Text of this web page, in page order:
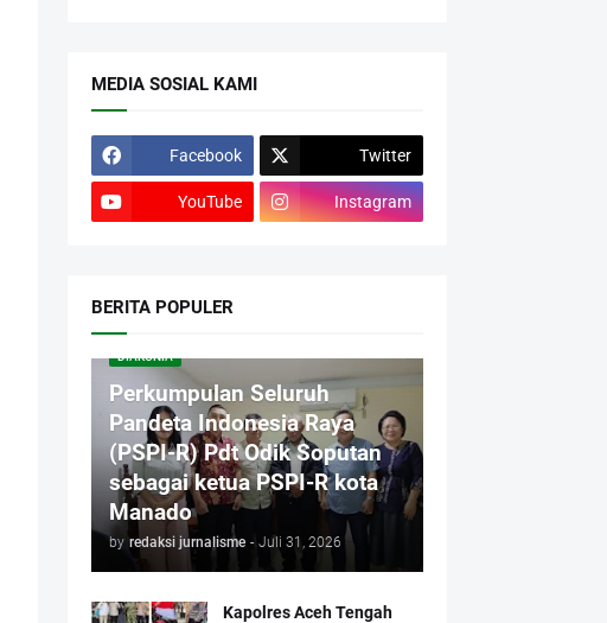
MEDIA SOSIAL KAMI
Facebook Twitter
YouTube Instagram
BERITA POPULER
DIAKONIA
Perkumpulan Seluruh
Pandeta Indonesia Raya
(PSPI-R) Pdt Odik Soputan
sebagai ketua PSPI-R kota
Manado
by redaksi jurnalisme - Juli 31, 2026
Kapolres Aceh Tengah